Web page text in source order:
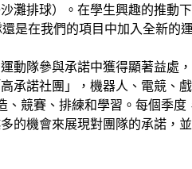
灘排球）。在學生興趣的推動
在我們的項目中加入全新的
動隊參與承諾中獲得顯著益處
承諾社團」，機器人、電競、
競賽、排練和學習。每個季
的機會來展現對團隊的承諾，